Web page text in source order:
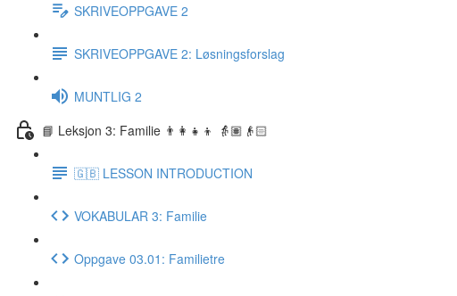
SKRIVEOPPGAVE 2
SKRIVEOPPGAVE 2: Løsningsforslag
MUNTLIG 2
📘 Leksjon 3: Familie 👨‍👩‍👧‍👦 👵🏽👴🏻
🇬🇧 LESSON INTRODUCTION
VOKABULAR 3: Familie
Oppgave 03.01: Familietre